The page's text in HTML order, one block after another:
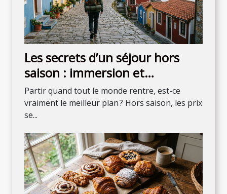
Les secrets d’un séjour hors
saison : immersion et
découvertes inattendues
Partir quand tout le monde rentre, est-ce
vraiment le meilleur plan ? Hors saison, les prix
se...